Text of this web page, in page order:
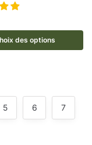
des options
5 6 7